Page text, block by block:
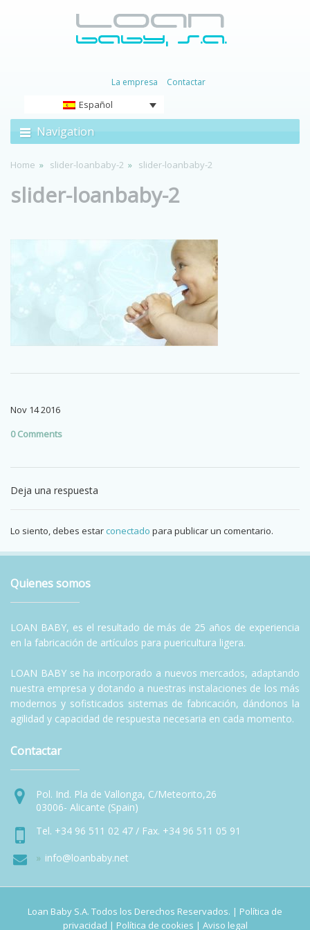
La empresa Contactar
Español
Navigation
Home slider-loanbaby-2 slider-loanbaby-2
slider-loanbaby-2
Nov 142016
0 Comments
Deja una respuesta
Lo siento, debes estar conectado para publicar un comentario.
Quienes somos
LOAN BABY, es el resultado de más de 25 años de experiencia
en la fabricación de artículos para puericultura ligera.
LOAN BABY se ha incorporado a nuevos mercados, adaptando
nuestra empresa y dotando a nuestras instalaciones de los más
modernos y sofisticados sistemas de fabricación, dándonos la
agilidad y capacidad de respuesta necesaria en cada momento.
Contactar
Pol. Ind. Pla de Vallonga, C/Meteorito,26
03006- Alicante (Spain)
Tel. +34 96 511 02 47 / Fax. +34 96 511 05 91
info@loanbaby.net
Loan Baby S.A. Todos los Derechos Reservados. | Política de
privacidad | Política de cookies | Aviso legal